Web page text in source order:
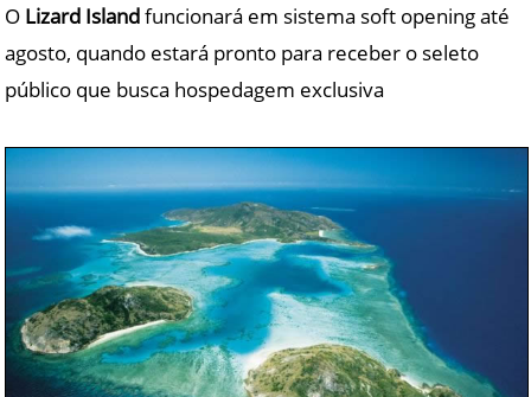
O Lizard Islandfuncionará em sistema soft opening até
agosto, quando estará pronto para receber o seleto
público que busca hospedagem exclusiva